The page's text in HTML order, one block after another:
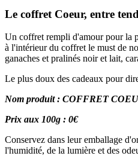
Le coffret Coeur, entre
Un coffret rempli d'amour pour la
à l'intérieur du coffret le must de
ganaches et pralinés noir et lait,
Le plus doux des cadeaux pour
Nom produit : COFFRET
Prix aux 100g : 0€
Conservez dans leur emballage
l'humidité, de la lumière et des